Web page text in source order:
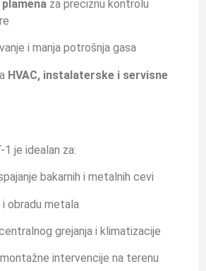
za preciznu kontrolu
i manja potrošnja gasa
HVAC, instalaterske i servisne
1 je idealan za:
bakarnih i metalnih cevi
i obradu metala
grejanja i klimatizacije
intervencije na terenu